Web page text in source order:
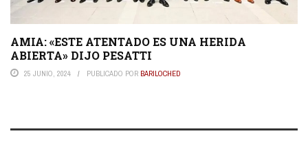
AMIA: «ESTE ATENTADO ES UNA HERIDA
ABIERTA» DIJO PESATTI
25 JUNIO, 2024 PUBLICADO POR BARILOCHED